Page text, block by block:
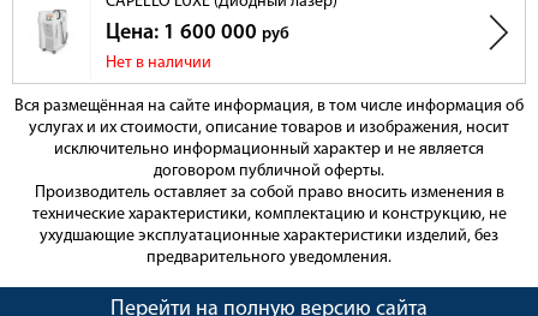
см x 120 см
Длина волны
1064 нм и 532
нм
неодимовый
твердотельный
Режим
работы
одиночный
Частота
импульса
1 – 6 Гц
Шаг регулировки 1 Гц
Высокая мощность 1000 мДж,
Цена: 1 600 000 руб
Нет в наличии
Вся размещённая на сайте информация, в том числе информация об
услугах и их стоимости, описание товаров и изображения, носит
исключительно информационный характер и не является
договором публичной оферты.
Производитель оставляет за собой право вносить изменения в
технические характеристики, комплектацию и конструкцию, не
ухудшающие эксплуатационные характеристики изделий, без
предварительного уведомления.
Перейти на полную версию сайта